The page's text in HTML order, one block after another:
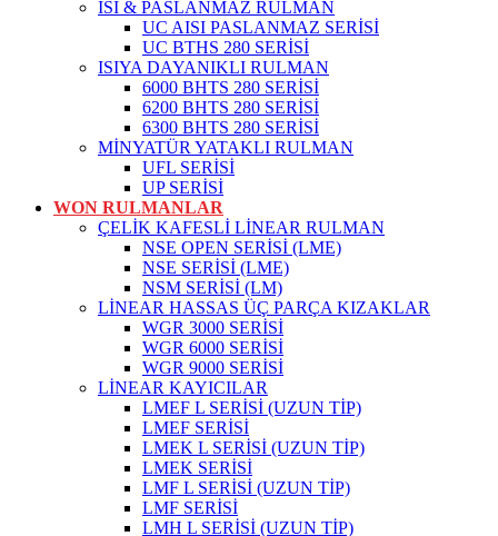
ISI & PASLANMAZ RULMAN
UC AISI PASLANMAZ SERİSİ
UC BTHS 280 SERİSİ
ISIYA DAYANIKLI RULMAN
6000 BHTS 280 SERİSİ
6200 BHTS 280 SERİSİ
6300 BHTS 280 SERİSİ
MİNYATÜR YATAKLI RULMAN
UFL SERİSİ
UP SERİSİ
WON RULMANLAR
ÇELİK KAFESLİ LİNEAR RULMAN
NSE OPEN SERİSİ (LME)
NSE SERİSİ (LME)
NSM SERİSİ (LM)
LİNEAR HASSAS ÜÇ PARÇA KIZAKLAR
WGR 3000 SERİSİ
WGR 6000 SERİSİ
WGR 9000 SERİSİ
LİNEAR KAYICILAR
LMEF L SERİSİ (UZUN TİP)
LMEF SERİSİ
LMEK L SERİSİ (UZUN TİP)
LMEK SERİSİ
LMF L SERİSİ (UZUN TİP)
LMF SERİSİ
LMH L SERİSİ (UZUN TİP)